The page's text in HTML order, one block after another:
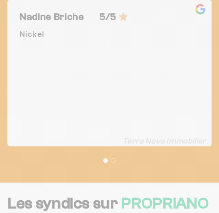
Nadine Briche 5/5
Nickel
Terra Nova Immobilier
Les syndics sur PROPRIANO